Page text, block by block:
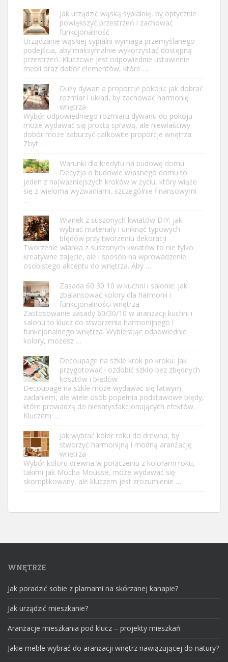
Jak urządzić wąską sypialnię, by optycznie
powiększyć przestrzeń i zachować
funkcjonalność
Urządzanie wąskiej sypialni wymaga przemyślanego
podejścia, aby maksymalnie wykorzystać dostępną
przestrzeń. Kluczowe jest odpowiednie ustawienie
mebli oraz dobór elementów, które …
Duży dywan a proporcje pokoju: jak dobrać
rozmiar i układ, by zachować harmonię
wnętrza
Wybór odpowiedniego rozmiaru dywanu do pokoju
może wydawać się prostą sprawą, ale niewłaściwy
dobór może zaburzyć całkowite proporcje wnętrza.
Zbyt …
Warunki dla kredytu na budowę domu
Decyzja o budowie własnego domu to
jeden z najważniejszych kroków w życiu, który wiąże
się z wieloma wyzwaniami, szczególnie finansowymi.
…
Wianek z suszonych kwiatów DIY: jak
wybrać materiały i uniknąć typowych
błędów przy tworzeniu dekoracji
Tworzenie wianka z suszonych kwiatów to nie tylko
kreatywne zajęcie, ale i sposób na wprowadzenie
osobistego akcentu do wnętrza. Aby …
Zasada 60 30 10 w kuchni i salonie: jak
zbalansować kolory dla harmonii i
funkcjonalności wnętrza
Zastosowanie zasady 60/30/10 w aranżacji kuchni i
salonu to klucz do stworzenia harmonijnego i
funkcjonalnego wnętrza. Wybierając odpowiednie
kolory, możesz …
Decoupage na szkle krok po kroku: jak
przygotować i ozdobić szkło bez zbędnych
kosztów i błędów
Decoupage na szkle może wydawać się łatwym
zadaniem, ale wiele osób popełnia podstawowe błędy,
które prowadzą do niesatysfakcjonujących efektów.
Kluczem …
Jak wybrać kolor roku do drewna, by
stworzyć harmonijną i modną aranżację
wnętrza
Wybór koloru drewna w połączeniu z kolorami roku,
takimi jak Mocha Mousse, może wydawać się
skomplikowany, ale kluczem jest zrozumienie …
WNĘTRZE
Jak poradzić sobie z plamami na skórzanej kanapie?
Jak urządzić mieszkanie?
Aranżacje mieszkania pod klucz – projekty mieszkań
Jakie meble wybrać do aranżacji wnętrz nawiązującej do natury?